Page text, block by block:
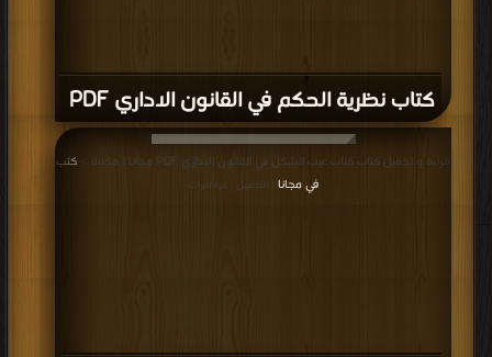
كتاب نظرية الحكم في القانون الاداري PDF
قراءة و تحميل كتاب كتاب عيب الشكل في القانون الاداري PDF مجانا | مكتبة >
كتب
في مجانا | التحميل : مرة/مرات